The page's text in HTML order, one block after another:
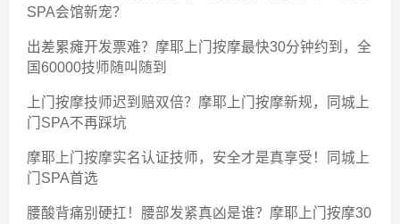
SPA会馆新宠？
出差累瘫开发票难？摩耶上门按摩最快30分钟约到，全
国60000技师随叫随到
上门按摩技师迟到赔双倍？摩耶上门按摩新规，同城上
门SPA不再踩坑
摩耶上门按摩实名认证技师，安全才是真享受！同城上
门SPA首选
腰酸背痛别硬扛！腰部发紧真凶是谁？摩耶上门按摩30